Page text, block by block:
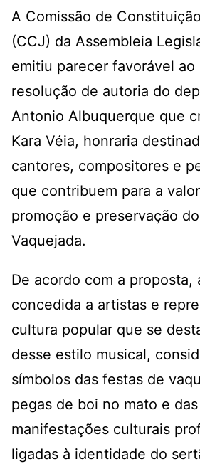
A Comissão de
(CCJ) da Assembleia
emitiu parecer favorável
resolução de autoria do
Antonio Albuquerque que
Kara Véia, honraria
cantores, compositores e
que contribuem para a
promoção e preservação
Vaquejada.
De acordo com a proposta,
concedida a artistas e
cultura popular que se
desse estilo musical,
símbolos das festas de
pegas de boi no mato e
manifestações culturais
ligadas à identidade do